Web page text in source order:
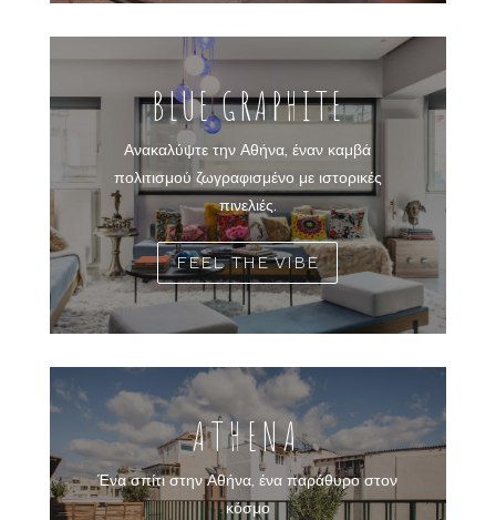
BLUE GRAPHITE
Ανακαλύψτε την Αθήνα, έναν καμβά
πολιτισμού ζωγραφισμένο με ιστορικές
πινελιές.
FEEL THE VIBE
ATHENA
Ένα σπίτι στην Αθήνα, ένα παράθυρο στον
κόσμο